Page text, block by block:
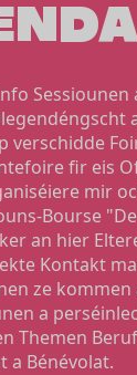
Sessiounen
verschidde
fir eis
mir
Bourse
an hier
Kontakt
ze kommen
a
Themen
a Bénévolat.